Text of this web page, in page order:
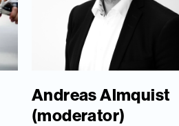
Andreas Almquist
(moderator)